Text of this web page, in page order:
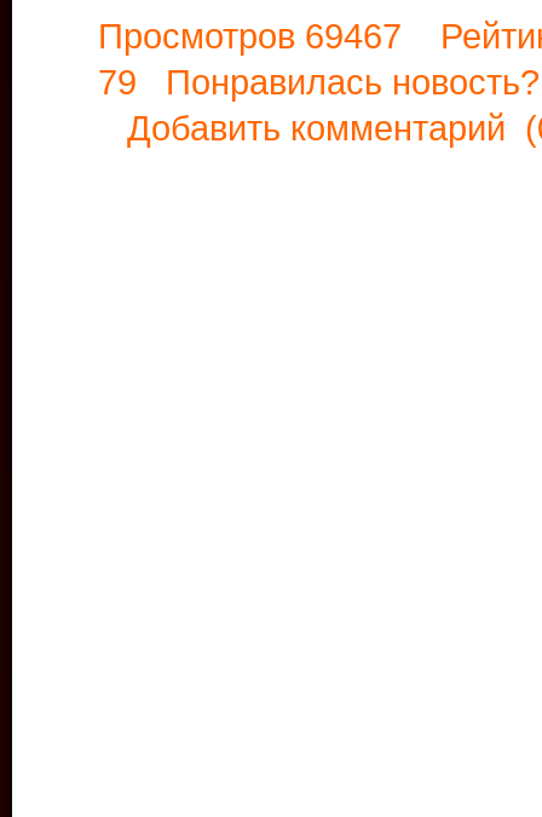
Просмотров 69467
79 Понравилась
Добавить комментарий